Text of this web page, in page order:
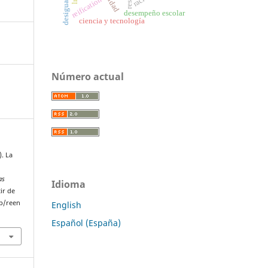
La
de
reen
desempeño escolar
reification
ciencia y tecnología
Número actual
Idioma
English
Español (España)